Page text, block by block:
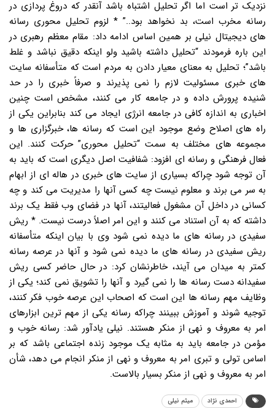
نزدیک تر است اما اگر تحلیل اشتباه باشد آنقدر که دروغ پردازی در
رسانه مخرب است، بد نخواهد بود..” * لزوم تحلیل محوری رسانه
های دیجیتال نیلی بر همین اساس ادامه داد: مقام معظم رهبری در
این باره فرمودند “تحلیل داشته باشید ولو اینکه دقیق نباشد و غلط
باشد”؛ تحلیل به معنای معیار دادن به مردم است که متأسفانه سایت
های خبری مسئولیت لازم را نمی پذیرند و صرفاً خبری را در حد
شنیده پرورش داده و در جامعه کار می کنند، مشخص است چنین
اخباری به اندازه کافی در جامعه انرژی ایجاد می کند بنابراین یکی از
راه های اصلاح وضع موجود این است که رسانه ها، خبرگزاری ها و
مجموعه های مختلف به سمت “تحلیل محوری” حرکت کنند. این
فعال فرهنگی و رسانه ای افزود: شفافیت اصل دیگری است که باید به
آن توجه شود چراکه بسیاری از سایت های خبری در هاله ای از ابهام
به سر می برند و معلوم نیست چه کسی آنها را مدیریت می کند و چه
کسانی در داخل آن مشغول فعالیتند، آنها در فضای وب فقط یک برند
داشته که به آن استناد می کنند و این امر اصلاً درست نیست. * ریش
سفیدی در رسانه های ما دیده نمی شود وی با بیان اینکه متأسفانه
ریش سفیدی در رسانه های ما دیده نمی شود و آنها در عرصه رسانه
کمتر به میدان می آیند، خاطرنشان کرد: در حال حاضر کسی ریش
سفیدانه دست رسانه ها را نمی گیرد و آنها را تشویق نمی کند؛ یکی از
وظایف مهم رسانه ها این است که اصحاب این عرصه خوب فکر کنند،
توجیه شوند و آموزش ببینند چراکه رسانه یکی از مهم ترین ابزارهای
امر به معروف و نهی از منکر هستند. نیلی یادآور شد: رسانه خوب و
مؤمن در جامعه باید به مثابه یک موجود زنده اجتماعی باشد که بر
اساس تولی و تبری امر به معروف و نهی از منکر انجام می دهد، شأن
امر به معروف و نهی از منکر بسیار بالاست.
احمدی نژاد میثم نیلی